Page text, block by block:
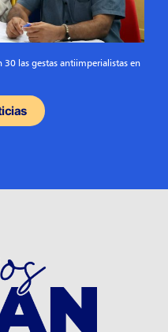
30 las gestas antiimperialistas en